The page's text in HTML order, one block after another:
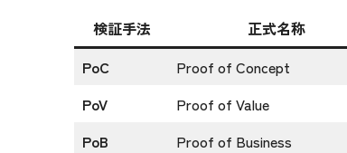
検証手法 正式名称
PoC
Proof of Concept
PoV
Proof of Value
PoB
Proof of Business